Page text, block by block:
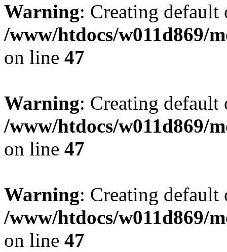
Warning: Creating
/www/htdocs/w011d869/
on line 47
Warning: Creating
/www/htdocs/w011d869/
on line 47
Warning: Creating
/www/htdocs/w011d869/
on line 47